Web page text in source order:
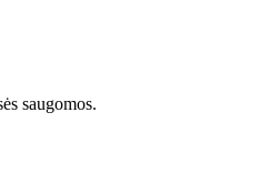
saugomos.